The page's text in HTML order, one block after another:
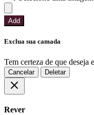
Add
Exclua sua camada
Tem certeza de que deseja
Cancelar Deletar
Rever